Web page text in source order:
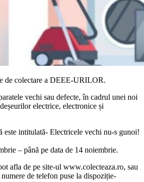
de colectare a DEEE-URILOR.
vechi sau defecte, în cadrul unei noi
electrice, electronice și
este intitulată- Electricele vechi nu-s gunoi!
– până pe data de 14 noiembrie.
afla de pe site-ul www.colecteaza.ro, sau
de telefon puse la dispoziție-